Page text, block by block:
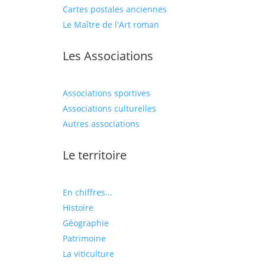
Cartes postales anciennes
Le Maître de l'Art roman
Les Associations
Associations sportives
Associations culturelles
Autres associations
Le territoire
En chiffres...
Histoire
Géographie
Patrimoine
La viticulture